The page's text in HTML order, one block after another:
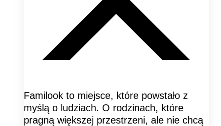
Familook to miejsce, które powstało z
myślą o ludziach. O rodzinach, które
pragną większej przestrzeni, ale nie chcą